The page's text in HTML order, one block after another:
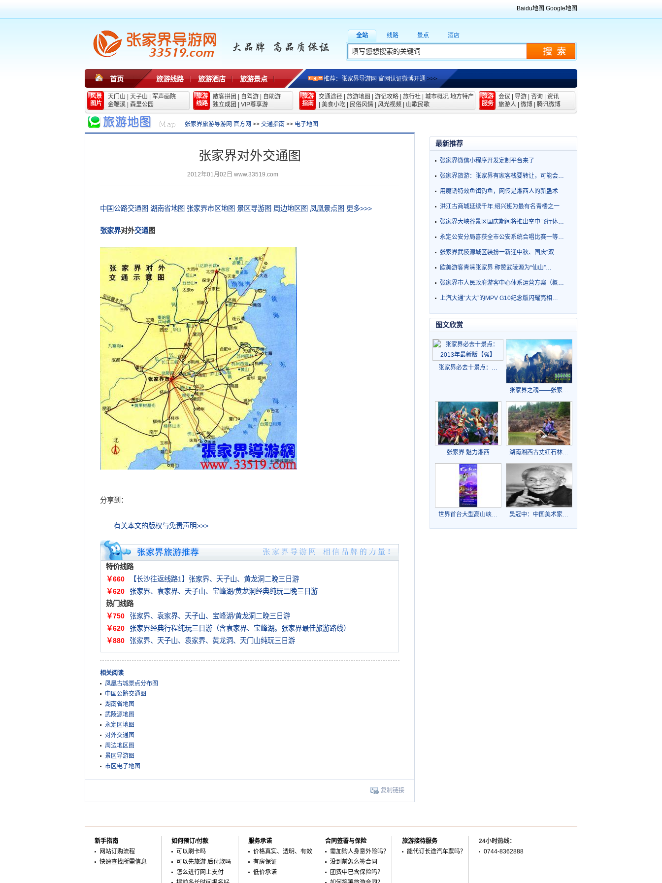
Baidu地图 Google地图
全站 线路 景点 酒店
首页 旅游线路 旅游酒店 旅游景点 推荐：张家界导游网 官网认证微博开通>>>
风景
图片
天门山 天子山
军声画院
金鞭溪
森里公园
旅游
线路
散客拼团 自驾游
自助游
独立成团
VIP尊享游
旅游
指南
交通途径 旅游地图 游记攻略 旅行社 城市概况 地方特产
美食小吃 民俗风情 风光视频 山歌民歌
旅游
服务
会议 导游 咨询
资讯
旅游人
微博 腾讯微博
张家界旅游导游网 官方网 >> 交通指南 >> 电子地图
张家界对外交通图
2012年01月02日 www.33519.com
中国公路交通图 湖南省地图 张家界市区地图 景区导游图 周边地区图 凤凰景点图 更多>>>
张家界对外交通图
分享到：
有关本文的版权与免责声明>>>
特价线路
￥660
【长沙往返线路1】张家界、天子山、黄龙洞二晚三日游
￥620
张家界、袁家界、天子山、宝峰湖/黄龙洞经典纯玩二晚三日游
热门线路
￥750
张家界、袁家界、天子山、宝峰湖/黄龙洞二晚三日游
￥620
张家界经典行程纯玩三日游（含袁家界、宝峰湖。张家界最佳旅游路线）
￥880
张家界、天子山、袁家界、黄龙洞、天门山纯玩三日游
相关阅读
凤凰古城景点分布图
中国公路交通图
湖南省地图
武陵源地图
永定区地图
对外交通图
周边地区图
景区导游图
市区电子地图
复制链接
最新推荐
张家界微信小程序开发定制平台来了
张家界旅游：张家界有家客栈要转让，可能会…
用魔诱特效鱼饵钓鱼，网传是湘西人的新蛊术
洪江古商城延续千年.绍兴班为最有名青楼之一
张家界大峡谷景区国庆期间将推出空中飞行体…
永定公安分局喜获全市公安系统合唱比赛一等…
张家界武陵源城区装扮一新迎中秋、国庆“双…
欧美游客青睐张家界 称赞武陵源为“仙山”…
张家界市人民政府游客中心体系运营方案（概…
上汽大通“大大”的MPV G10纪念版闪耀亮相…
图文欣赏
张家界必去十景点：…
张家界之魂——张家…
张家界 魅力湘西 湖南湘西古丈红石林…
世界首台大型高山峡… 吴冠中：中国美术家…
新手指南
网站订购流程
快速查找所需信息
如何预订/付款
可以刷卡吗
可以先旅游 后付款吗
怎么进行网上支付
服务承诺
价格真实、透明、有效
有房保证
低价承诺
合同签署与保险
需加购人身意外险吗？
没到前怎么签合同
团费中已含保险吗？
旅游接待服务
能代订长途汽车票吗？
24小时热线：
0744-8362888